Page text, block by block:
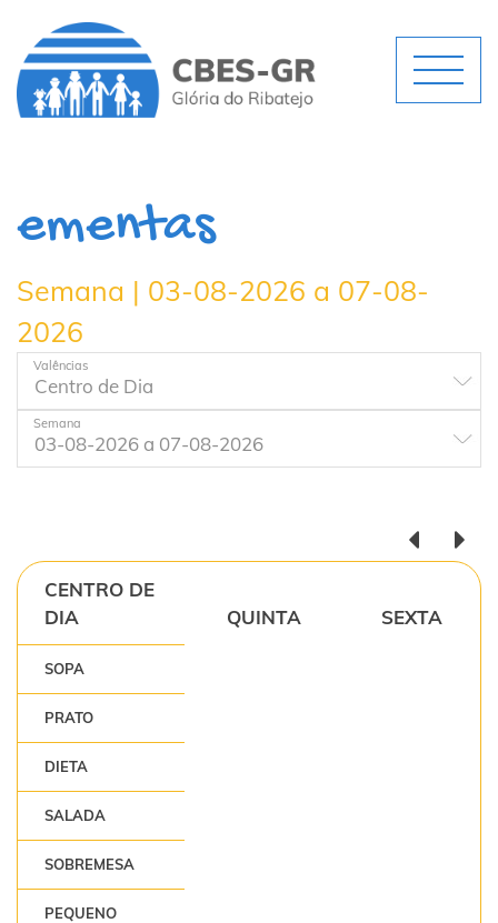
ementas
Semana | 03-08-2026 a 07-08-
2026
Valências
Semana
CENTRO DE
DIA
QUINTA SEXTA
SOPA
PRATO
DIETA
SALADA
SOBREMESA
PEQUENO